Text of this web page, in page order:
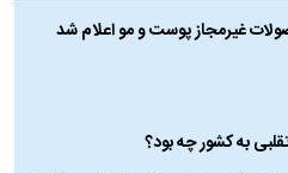
غیرمجاز پوست و مو اعلام شد